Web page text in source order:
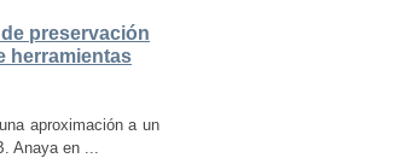
preservación
herramientas
aproximación a un
Anaya en ...